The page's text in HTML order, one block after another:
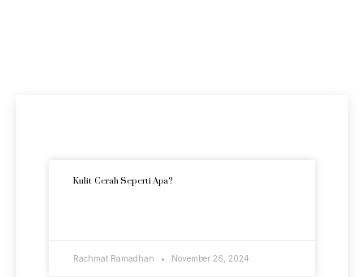
Kulit Cerah Seperti Apa?
Rachmat Ramadhan November 26, 2024